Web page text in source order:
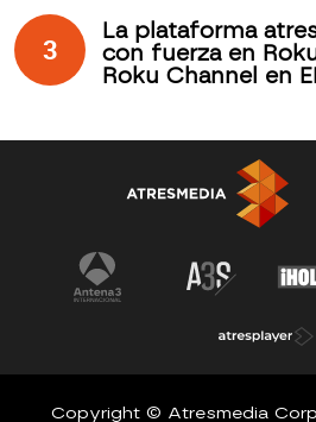
3
La plataforma
con fuerza en
Roku Channel en
Copyright © Atresmedia